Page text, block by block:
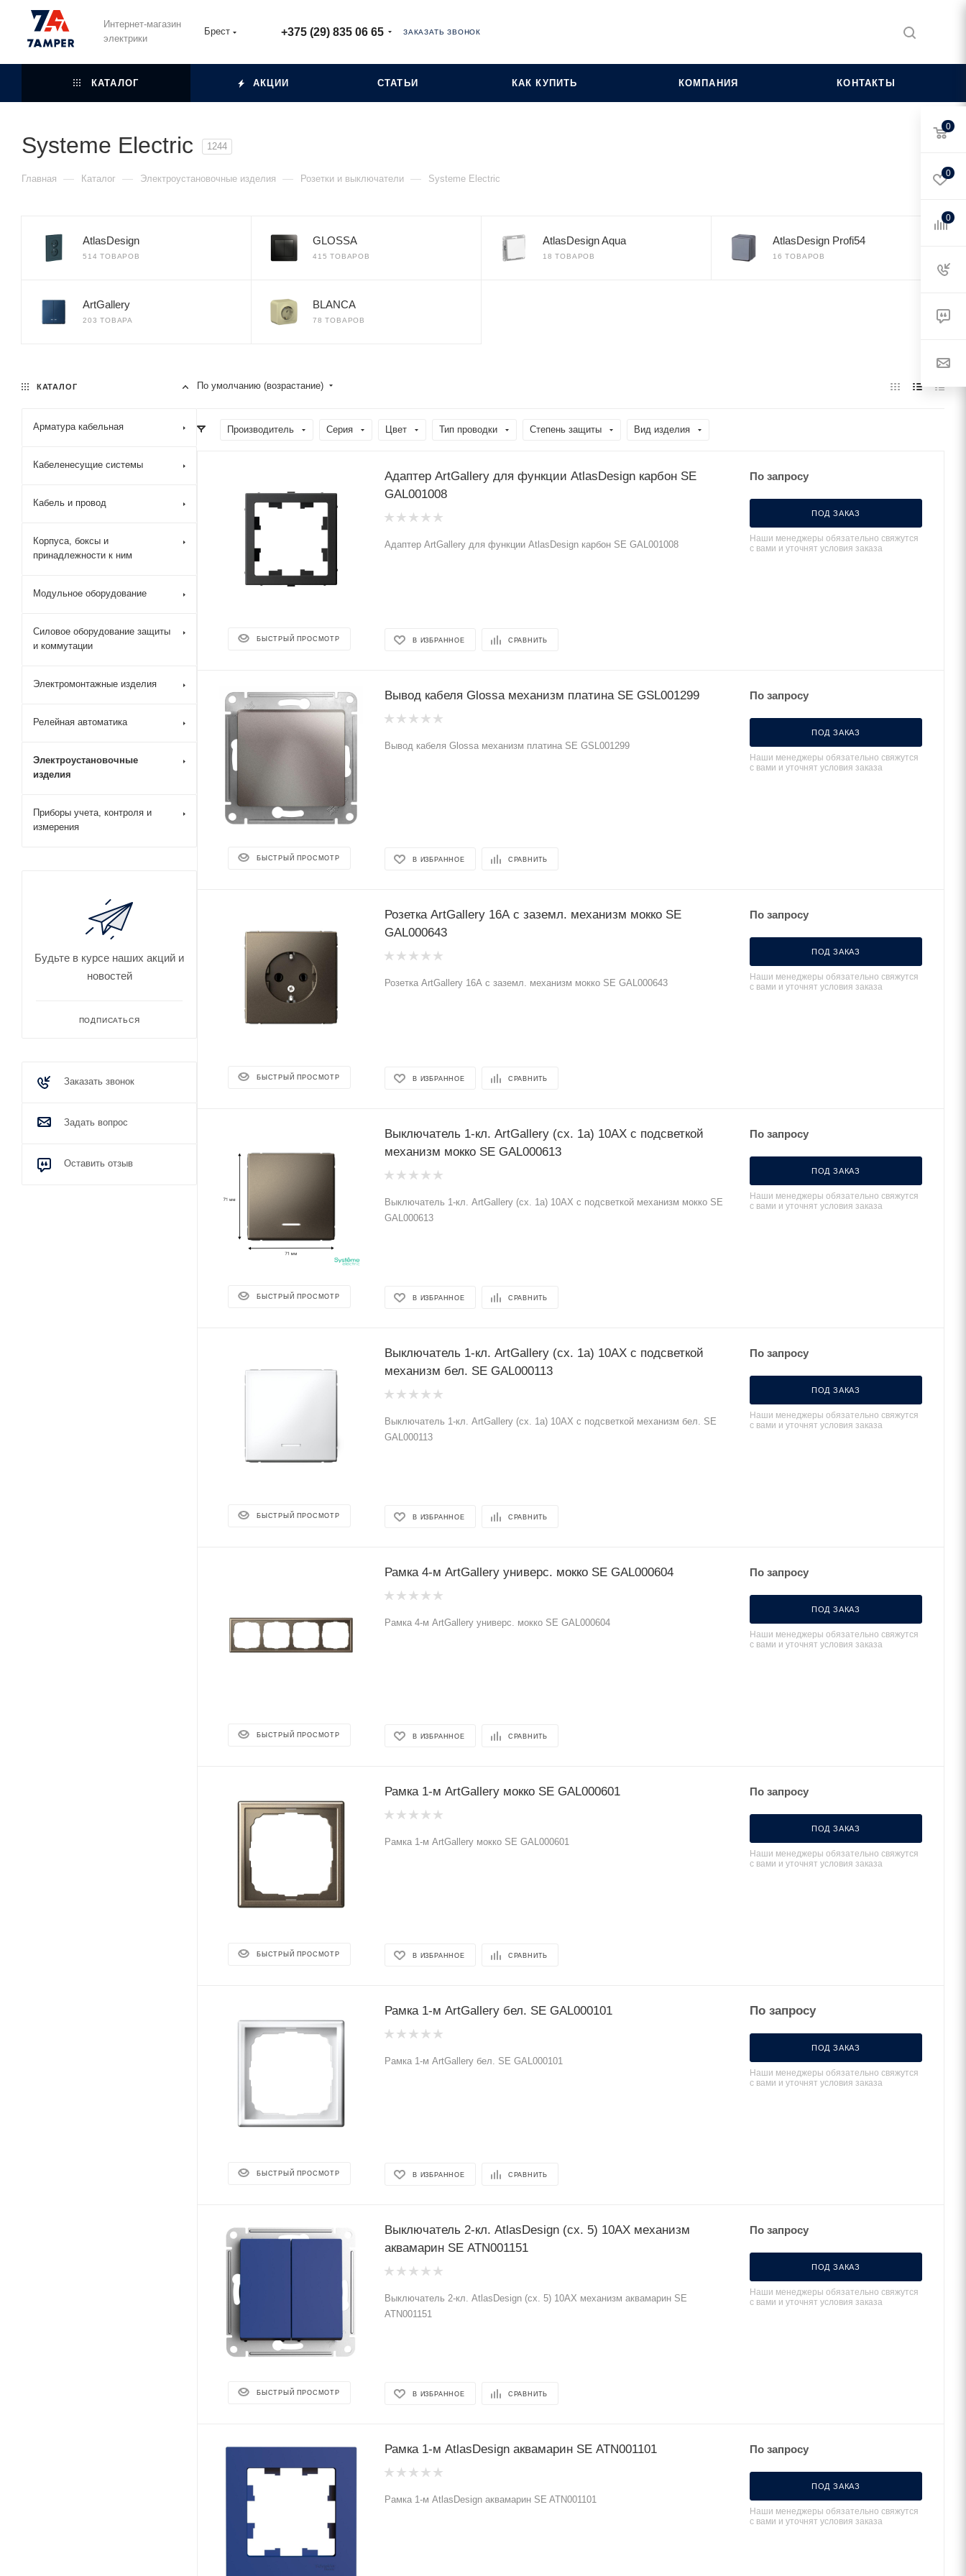
Интернет-магазин
электрики
Брест +375 (29) 835 06 65 ЗАКАЗАТЬ ЗВОНОК
КАТАЛОГ АКЦИИ СТАТЬИ КАК КУПИТЬ КОМПАНИЯ КОНТАКТЫ
Systeme Electric 1244
Главная — Каталог — Электроустановочные изделия — Розетки и выключатели — Systeme Electric
AtlasDesign
514 ТОВАРОВ
GLOSSA
415 ТОВАРОВ
AtlasDesign Aqua
18 ТОВАРОВ
AtlasDesign Profi54
16 ТОВАРОВ
ArtGallery
203 ТОВАРА
BLANCA
78 ТОВАРОВ
По умолчанию (возрастание)
Производитель Серия Цвет Тип проводки Степень защиты Вид изделия
БЫСТРЫЙ ПРОСМОТР
Адаптер ArtGallery для функции AtlasDesign карбон SE
GAL001008
Адаптер ArtGallery для функции AtlasDesign карбон SE GAL001008
В ИЗБРАННОЕ СРАВНИТЬ
По запросу
ПОД ЗАКАЗ
Наши менеджеры обязательно свяжутся
с вами и уточнят условия заказа
БЫСТРЫЙ ПРОСМОТР
Вывод кабеля Glossa механизм платина SE GSL001299
Вывод кабеля Glossa механизм платина SE GSL001299
В ИЗБРАННОЕ СРАВНИТЬ
По запросу
ПОД ЗАКАЗ
Наши менеджеры обязательно свяжутся
с вами и уточнят условия заказа
БЫСТРЫЙ ПРОСМОТР
Розетка ArtGallery 16А с заземл. механизм мокко SE
GAL000643
Розетка ArtGallery 16А с заземл. механизм мокко SE GAL000643
В ИЗБРАННОЕ СРАВНИТЬ
По запросу
ПОД ЗАКАЗ
Наши менеджеры обязательно свяжутся
с вами и уточнят условия заказа
БЫСТРЫЙ ПРОСМОТР
Выключатель 1-кл. ArtGallery (сх. 1а) 10AX с подсветкой
механизм мокко SE GAL000613
Выключатель 1-кл. ArtGallery (сх. 1а) 10AX с подсветкой механизм мокко SE
GAL000613
В ИЗБРАННОЕ СРАВНИТЬ
По запросу
ПОД ЗАКАЗ
Наши менеджеры обязательно свяжутся
с вами и уточнят условия заказа
БЫСТРЫЙ ПРОСМОТР
Выключатель 1-кл. ArtGallery (сх. 1а) 10AX с подсветкой
механизм бел. SE GAL000113
Выключатель 1-кл. ArtGallery (сх. 1а) 10AX с подсветкой механизм бел. SE
GAL000113
В ИЗБРАННОЕ СРАВНИТЬ
По запросу
ПОД ЗАКАЗ
Наши менеджеры обязательно свяжутся
с вами и уточнят условия заказа
БЫСТРЫЙ ПРОСМОТР
Рамка 4-м ArtGallery универс. мокко SE GAL000604
Рамка 4-м ArtGallery универс. мокко SE GAL000604
В ИЗБРАННОЕ СРАВНИТЬ
По запросу
ПОД ЗАКАЗ
Наши менеджеры обязательно свяжутся
с вами и уточнят условия заказа
БЫСТРЫЙ ПРОСМОТР
Рамка 1-м ArtGallery мокко SE GAL000601
Рамка 1-м ArtGallery мокко SE GAL000601
В ИЗБРАННОЕ СРАВНИТЬ
По запросу
ПОД ЗАКАЗ
Наши менеджеры обязательно свяжутся
с вами и уточнят условия заказа
БЫСТРЫЙ ПРОСМОТР
Рамка 1-м ArtGallery бел. SE GAL000101
Рамка 1-м ArtGallery бел. SE GAL000101
В ИЗБРАННОЕ СРАВНИТЬ
По запросу
ПОД ЗАКАЗ
Наши менеджеры обязательно свяжутся
с вами и уточнят условия заказа
БЫСТРЫЙ ПРОСМОТР
Выключатель 2-кл. AtlasDesign (сх. 5) 10AX механизм
аквамарин SE ATN001151
Выключатель 2-кл. AtlasDesign (сх. 5) 10AX механизм аквамарин SE
ATN001151
В ИЗБРАННОЕ СРАВНИТЬ
По запросу
ПОД ЗАКАЗ
Наши менеджеры обязательно свяжутся
с вами и уточнят условия заказа
Рамка 1-м AtlasDesign аквамарин SE ATN001101
Рамка 1-м AtlasDesign аквамарин SE ATN001101
По запросу
ПОД ЗАКАЗ
Наши менеджеры обязательно свяжутся
с вами и уточнят условия заказа
КАТАЛОГ
Арматура кабельная
Кабеленесущие системы
Кабель и провод
Корпуса, боксы и
принадлежности к ним
Модульное оборудование
Силовое оборудование защиты
и коммутации
Электромонтажные изделия
Релейная автоматика
Электроустановочные
изделия
Приборы учета, контроля и
измерения
Будьте в курсе наших акций и
новостей
ПОДПИСАТЬСЯ
Заказать звонок
Задать вопрос
Оставить отзыв
0
0
0